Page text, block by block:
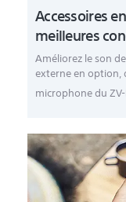
Accessoires
meilleures
Améliorez le son
externe en option,
microphone du